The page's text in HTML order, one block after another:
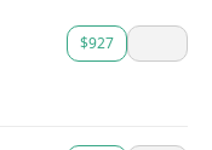
$927